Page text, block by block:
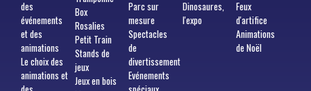
des
événements
et des
animations
Le choix des
animations et
Box
Rosalies
Petit Train
Stands de
jeux
Jeux en bois
Parc sur
mesure
Spectacles
de
divertissement
Evénements
Dinosaures,
l'expo
Feux
d'artifice
Animations
de Noël